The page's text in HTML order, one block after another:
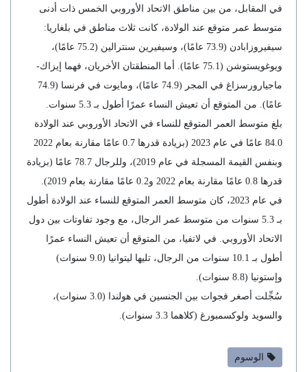
في المقابل، من بين مناطق الاتحاد الأوروبي الخمس ذات أدنى
متوسط ​​عمر متوقع عند الولادة، كانت ثلاث مناطق في بلغاريا:
سيفيروزابادن (73.9 عامًا)، وسيفيرين سنترالين (75.2 عامًا)،
ويوغويستوشن (75.1 عامًا). أما المنطقتان الأخريان، فهما إيزاك-
ماجيارورسزاغ في المجر (74.9 عامًا)، ومايوت في فرنسا (74.9
عامًا). من المتوقع أن تعيش النساء عمرًا أطول بـ 5.3 سنوات.
بلغ متوسط ​​العمر المتوقع للنساء في الاتحاد الأوروبي عند الولادة
84.0 عامًا في عام 2023 (بزيادة قدرها 0.7 عامًا مقارنة بعام 2022
وبنفس القيمة المسجلة في عام 2019)، وللرجال 78.7 عامًا (بزيادة
قدرها 0.8 عامًا مقارنة بعام 2022 و0.2 عامًا مقارنة بعام 2019).
في عام 2023، كان متوسط ​​العمر المتوقع للنساء عند الولادة أطول
بـ 5.3 سنوات من متوسط ​​عمر الرجال، مع وجود تفاوتات بين دول
الاتحاد الأوروبي. في لاتفيا، من المتوقع أن تعيش النساء عمرًا
أطول بـ 10.1 سنوات من الرجال، تليها ليتوانيا (9.0 سنوات)
وإستونيا (8.8 سنوات).
سُجِّلت أصغر فجوات بين الجنسين في هولندا (3.0 سنوات)،
والسويد ولوكسمبورغ (كلاهما 3.3 سنوات).
الوسوم